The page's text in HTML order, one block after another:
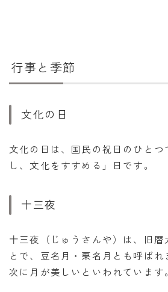
行事と季節
文化の日
文化の日は、国民の祝日のひとつ
し、文化をすすめる」日です。
十三夜
十三夜（じゅうさんや）は、旧暦
とで、豆名月・栗名月とも呼ばれ
次に月が美しいといわれています。